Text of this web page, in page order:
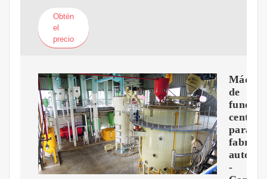
Obtén
el
precio
de
para
-